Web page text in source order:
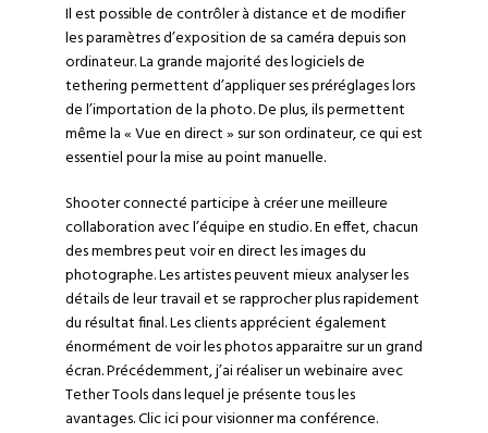
Il est possible de contrôler à distance et de modifier
les paramètres d’exposition de sa caméra depuis son
ordinateur. La grande majorité des logiciels de
tethering permettent d’appliquer ses préréglages lors
de l’importation de la photo. De plus, ils permettent
même la « Vue en direct » sur son ordinateur, ce qui est
essentiel pour la mise au point manuelle.
Shooter connecté participe à créer une meilleure
collaboration avec l’équipe en studio. En effet, chacun
des membres peut voir en direct les images du
photographe. Les artistes peuvent mieux analyser les
détails de leur travail et se rapprocher plus rapidement
du résultat final. Les clients apprécient également
énormément de voir les photos apparaitre sur un grand
écran. Précédemment, j’ai réaliser un webinaire avec
Tether Tools dans lequel je présente tous les
avantages.Clic ici pour visionner ma conférence.